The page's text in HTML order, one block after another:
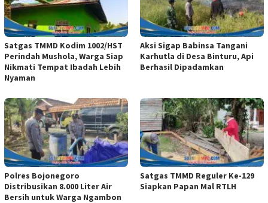
Satgas TMMD Kodim 1002/HST
Perindah Mushola, Warga Siap
Nikmati Tempat Ibadah Lebih
Nyaman
Aksi Sigap Babinsa Tangani
Karhutla di Desa Binturu, Api
Berhasil Dipadamkan
Polres Bojonegoro
Distribusikan 8.000 Liter Air
Bersih untuk Warga Ngambon
Satgas TMMD Reguler Ke-129
Siapkan Papan Mal RTLH